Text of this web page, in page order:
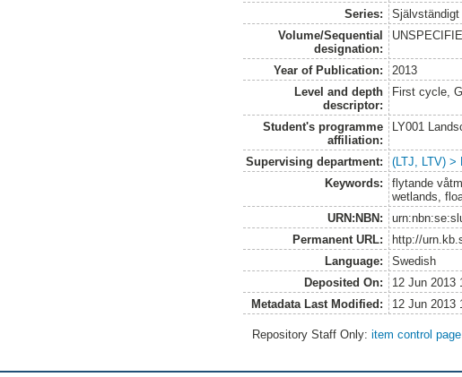
Series:
Volume/Sequential
designation:
Year of Publication:
2013
Level and depth
descriptor:
First cycle,
Student's programme
affiliation:
LY001
Supervising department:
(LTJ, LTV) >
Keywords:
flytande
wetlands,
URN:NBN:
Permanent URL:
http://
Language:
Swedish
Deposited On:
12 Jun 2013
Metadata Last Modified:
12 Jun 2013
Repository Staff Only:item control page